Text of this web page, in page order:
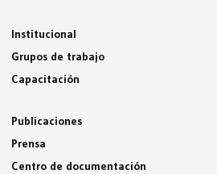
Institucional
Grupos de trabajo
Capacitación
Publicaciones
Prensa
Centro de documentación